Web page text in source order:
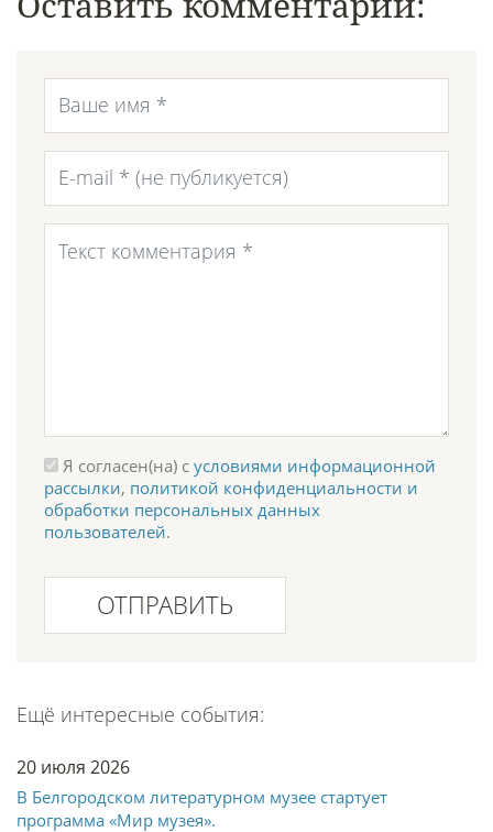
Я согласен(на) с условиями информационной
рассылки, политикой конфиденциальности и
обработки персональных данных
пользователей.
ОТПРАВИТЬ
Ещё интересные события:
20 июля 2026
В Белгородском литературном музее стартует
программа «Мир музея».